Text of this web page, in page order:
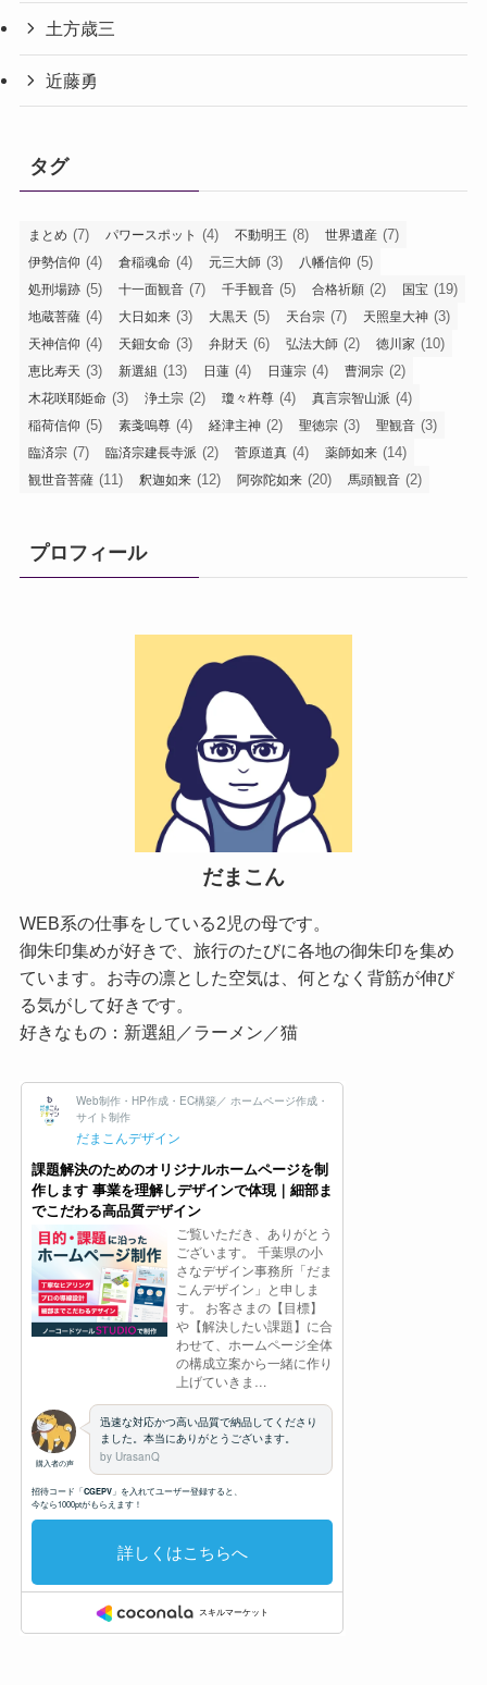
土方歳三
近藤勇
タグ
まとめ (7) パワースポット (4) 不動明王 (8) 世界遺産 (7)
伊勢信仰 (4) 倉稲魂命 (4) 元三大師 (3) 八幡信仰 (5)
処刑場跡 (5) 十一面観音 (7) 千手観音 (5) 合格祈願 (2) 国宝 (19)
地蔵菩薩 (4) 大日如来 (3) 大黒天 (5) 天台宗 (7) 天照皇大神 (3)
天神信仰 (4) 天鈿女命 (3) 弁財天 (6) 弘法大師 (2) 徳川家 (10)
恵比寿天 (3) 新選組 (13) 日蓮 (4) 日蓮宗 (4) 曹洞宗 (2)
木花咲耶姫命 (3) 浄土宗 (2) 瓊々杵尊 (4) 真言宗智山派 (4)
稲荷信仰 (5) 素戔嗚尊 (4) 経津主神 (2) 聖徳宗 (3) 聖観音 (3)
臨済宗 (7) 臨済宗建長寺派 (2) 菅原道真 (4) 薬師如来 (14)
観世音菩薩 (11) 釈迦如来 (12) 阿弥陀如来 (20) 馬頭観音 (2)
プロフィール
だまこん
WEB系の仕事をしている2児の母です。
御朱印集めが好きで、旅行のたびに各地の御朱印を集め
ています。お寺の凛とした空気は、何となく背筋が伸び
る気がして好きです。
好きなもの：新選組／ラーメン／猫